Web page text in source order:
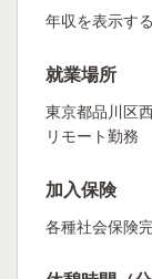
年収を表示す
就業場所
東京都品川区
リモート勤務
加入保険
各種社会保険